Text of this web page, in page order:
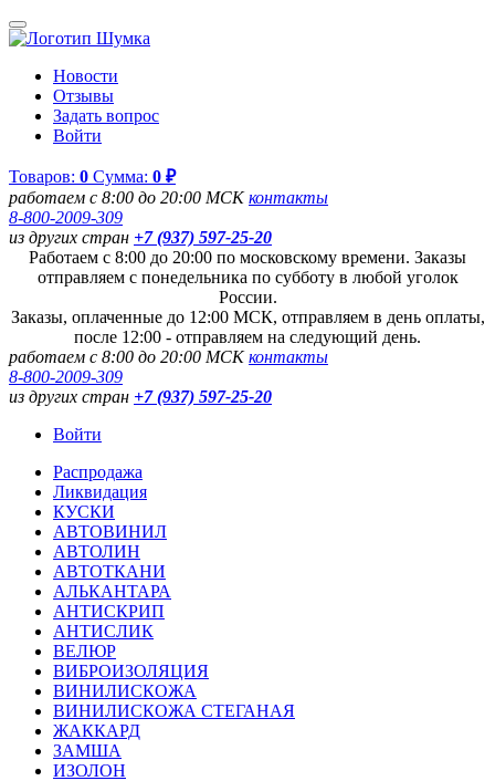
Новости
Отзывы
Задать вопрос
Войти
Товаров: 0 Сумма: 0 ₽
работаем с 8:00 до 20:00 МСКконтакты
8-800-2009-309
из других стран +7 (937) 597-25-20
Работаем с 8:00 до 20:00 по московскому времени. Заказы
отправляем с понедельника по субботу в любой уголок
России.
Заказы, оплаченные до 12:00 МСК, отправляем в день оплаты,
после 12:00 - отправляем на следующий день.
работаем с 8:00 до 20:00 МСКконтакты
8-800-2009-309
из других стран +7 (937) 597-25-20
Войти
Распродажа
Ликвидация
КУСКИ
АВТОВИНИЛ
АВТОЛИН
АВТОТКАНИ
АЛЬКАНТАРА
АНТИСКРИП
АНТИСЛИК
ВЕЛЮР
ВИБРОИЗОЛЯЦИЯ
ВИНИЛИСКОЖА
ВИНИЛИСКОЖА СТЕГАНАЯ
ЖАККАРД
ЗАМША
ИЗОЛОН